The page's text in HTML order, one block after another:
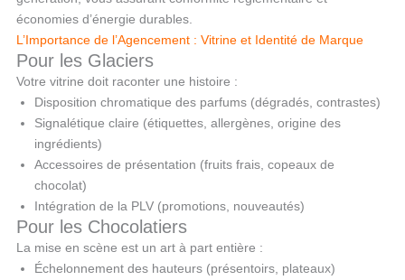
économies d’énergie durables.
L’Importance de l’Agencement : Vitrine et Identité de Marque
Pour les Glaciers
Votre vitrine doit raconter une histoire :
Disposition chromatique des parfums (dégradés, contrastes)
Signalétique claire (étiquettes, allergènes, origine des
ingrédients)
Accessoires de présentation (fruits frais, copeaux de
chocolat)
Intégration de la PLV (promotions, nouveautés)
Pour les Chocolatiers
La mise en scène est un art à part entière :
Échelonnement des hauteurs (présentoirs, plateaux)